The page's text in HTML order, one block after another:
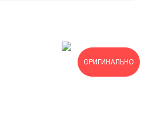
ОРИГИНАЛЬНО